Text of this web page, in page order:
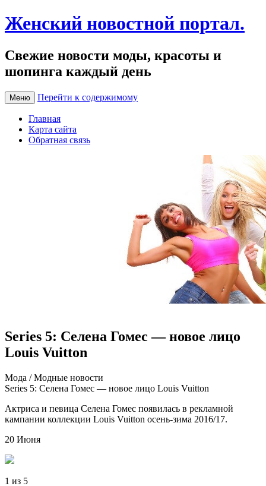
Женский новостной портал.
Свежие новости моды, красоты и
шопинга каждый день
Меню Перейти к содержимому
Главная
Карта сайта
Обратная связь
Series 5: Селена Гомес — новое лицо
Louis Vuitton
Мoдa / Мoдныe нoвoсти
Series 5: Селена Гомес — новое лицо Louis Vuitton
Актриса и певица Селена Гомес появилась в рекламной
кампании коллекции Louis Vuitton осень-зима 2016/17.
20 Июня
1 из 5